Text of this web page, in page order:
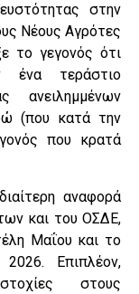
στην
Νέους Αγρότες
το γεγονός ότι
ένα τεράστιο
ανειλημμένων
(που κατά την
που κρατά
αναφορά
και του ΟΣΔΕ,
Μαΐου και το
Επιπλέον,
στους